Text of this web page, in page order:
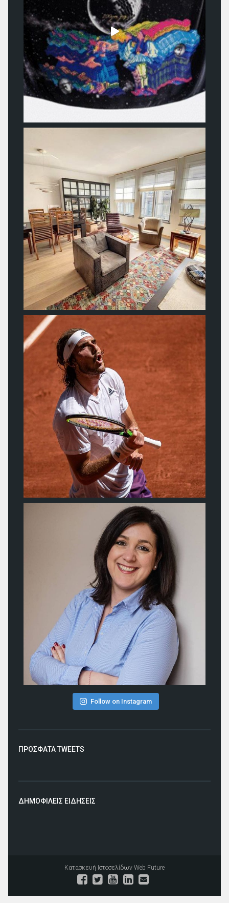
Follow on Instagram
ΠΡΟΣΦΑΤΑ TWEETS
ΔΗΜΟΦΙΛΕΙΣ ΕΙΔΗΣΕΙΣ
Κατασκευή Ιστοσελίδων Web Future